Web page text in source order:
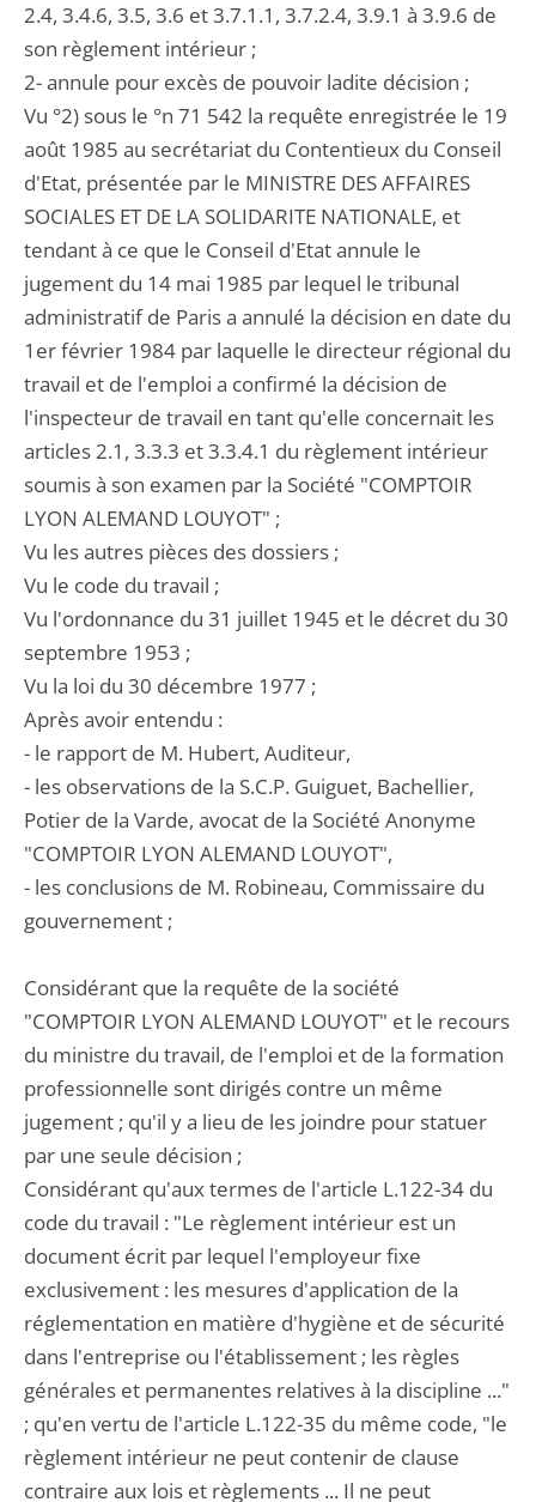
2.4, 3.4.6, 3.5, 3.6 et 3.7.1.1, 3.7.2.4, 3.9.1 à 3.9.6 de
son règlement intérieur ;
2- annule pour excès de pouvoir ladite décision ;
Vu °2) sous le °n 71 542 la requête enregistrée le 19
août 1985 au secrétariat du Contentieux du Conseil
d'Etat, présentée par le MINISTRE DES AFFAIRES
SOCIALES ET DE LA SOLIDARITE NATIONALE, et
tendant à ce que le Conseil d'Etat annule le
jugement du 14 mai 1985 par lequel le tribunal
administratif de Paris a annulé la décision en date du
1er février 1984 par laquelle le directeur régional du
travail et de l'emploi a confirmé la décision de
l'inspecteur de travail en tant qu'elle concernait les
articles 2.1, 3.3.3 et 3.3.4.1 du règlement intérieur
soumis à son examen par la Société "COMPTOIR
LYON ALEMAND LOUYOT" ;
Vu les autres pièces des dossiers ;
Vu le code du travail ;
Vu l'ordonnance du 31 juillet 1945 et le décret du 30
septembre 1953 ;
Vu la loi du 30 décembre 1977 ;
Après avoir entendu :
- le rapport de M. Hubert, Auditeur,
- les observations de la S.C.P. Guiguet, Bachellier,
Potier de la Varde, avocat de la Société Anonyme
"COMPTOIR LYON ALEMAND LOUYOT",
- les conclusions de M. Robineau, Commissaire du
gouvernement ;
Considérant que la requête de la société
"COMPTOIR LYON ALEMAND LOUYOT" et le recours
du ministre du travail, de l'emploi et de la formation
professionnelle sont dirigés contre un même
jugement ; qu'il y a lieu de les joindre pour statuer
par une seule décision ;
Considérant qu'aux termes de l'article L.122-34 du
code du travail : "Le règlement intérieur est un
document écrit par lequel l'employeur fixe
exclusivement : les mesures d'application de la
réglementation en matière d'hygiène et de sécurité
dans l'entreprise ou l'établissement ; les règles
générales et permanentes relatives à la discipline ..."
; qu'en vertu de l'article L.122-35 du même code, "le
règlement intérieur ne peut contenir de clause
contraire aux lois et règlements ... Il ne peut